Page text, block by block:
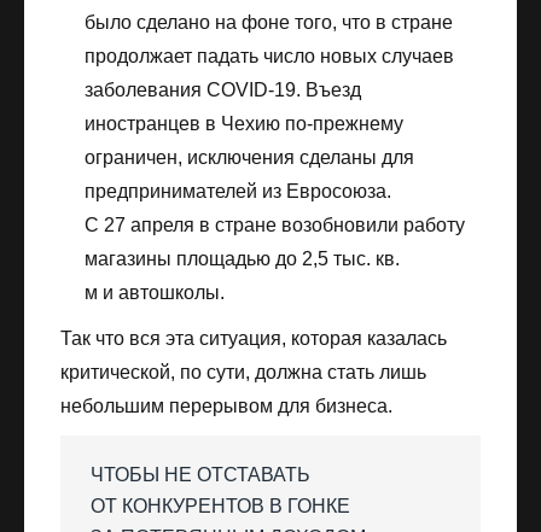
было сделано на фоне того, что в стране
продолжает падать число новых случаев
заболевания COVID-19. Въезд
иностранцев в Чехию по-прежнему
ограничен, исключения сделаны для
предпринимателей из Евросоюза.
С 27 апреля в стране возобновили работу
магазины площадью до 2,5 тыс. кв.
м и автошколы.
Так что вся эта ситуация, которая казалась
критической, по сути, должна стать лишь
небольшим перерывом для бизнеса.
ЧТОБЫ НЕ ОТСТАВАТЬ
ОТ КОНКУРЕНТОВ В ГОНКЕ